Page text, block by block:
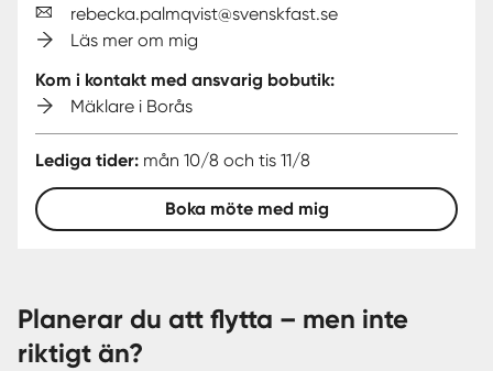
rebecka.palmqvist@svenskfast.se
Läs mer om mig
Kom i kontakt med ansvarig bobutik:
Mäklare i Borås
Lediga tider: mån 10/8 och tis 11/8
Boka möte med mig
Planerar du att flytta – men inte
riktigt än?